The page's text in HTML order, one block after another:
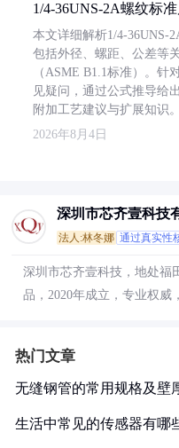
1/4-36UNS-2A螺纹标
本文详细解析1/4-36UNS-
包括外径、螺距、公差等
（ASME B1.1标准）。针
见疑问，通过公式推导给
附加工艺建议与扩展知识。
2026年8月4日
深圳市芯齐壹科技
法人:林冬娜 通过真实性
深圳市芯齐壹科技，地处福
品，2020年成立，专业权威
热门文章
无缝钢管的常用规格及壁
生活中常见的传感器有哪